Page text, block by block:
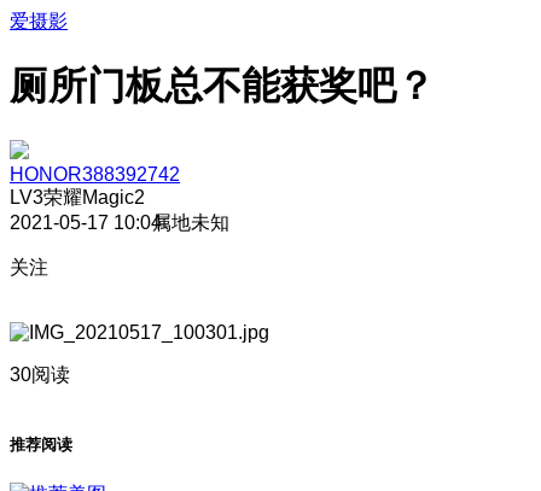
爱摄影
厕所门板总不能获奖吧？
HONOR388392742
LV3荣耀Magic2
2021-05-17 10:04属地未知
关注
30阅读
推荐阅读